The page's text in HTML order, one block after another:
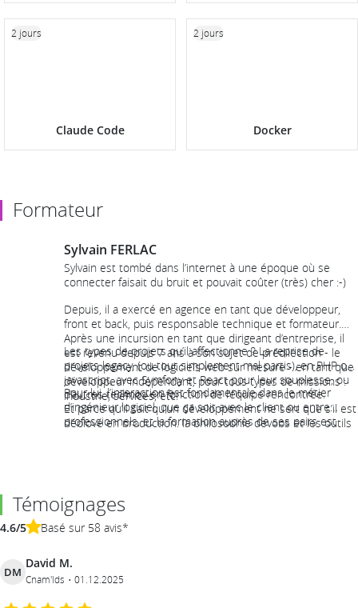
Claude Code
2 jours
Docker
2 jours
Formateur
Sylvain FERLAC
Sylvain est tombé dans l’internet à une époque où se
connecter faisait du bruit et pouvait coûter (très) cher :-)
Depuis, il a exercé en agence en tant que développeur,
front et back, puis responsable technique et formateur.
Après une incursion en tant que dirigeant d’entreprise, il
est revenu depuis 7 ans à son sujet de prédilection - le
développement de logiciels web sur mesure - en tant que
développeur indépendant, pour tous types de missions :
industrie, services, etc.
Les types de projets qu’il affectionne ? La reprise de
projets legacy, (ou tout simplement mal partis), en PHP ou
javascript, avec Symfony et React pour leur souplesse, ou
d’autres technos en fonction de l’équipe rencontrée.
Et parce qu’il sait qu’un développement ne sert que s’il est
déployé en production, la philosophie devops et les outils
Pour lui, l’interaction est fondamentale dans le métier
d’ingénieur logiciel, que ça soit avec le client ou entre
professionnels, et la formation auprès de ses pairs est
Témoignages
4.6/5 Basé sur 58 avis*
DM
David M.
Cnam'Ids 01.12.2025